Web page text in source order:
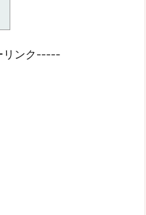
リンク-----